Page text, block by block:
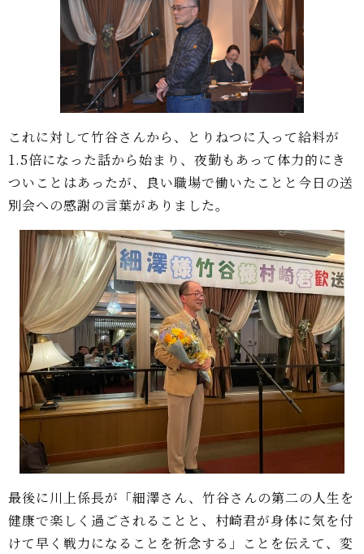
これに対して竹谷さんから、とりねつに入って給料が
1.5倍になった話から始まり、夜勤もあって体力的にき
ついことはあったが、良い職場で働いたことと今日の送
別会への感謝の言葉がありました。
最後に川上係長が「細澤さん、竹谷さんの第二の人生を
健康で楽しく過ごされることと、村崎君が身体に気を付
けて早く戦力になることを祈念する」ことを伝えて、変